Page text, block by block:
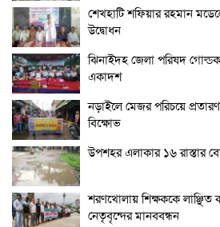
শেখহাটি শফিয়ার রহমান
উদ্বোধন
ঝিনাইদহ জেলা পরিষদ
একাদশ
নড়াইলে মেজর পরিচয়ে
বিক্ষোভ
উপশহর এলাকার ১৬ রাস্তার
শরণখোলায় শিক্ষককে লাঞ্ছিত
নেতৃবৃন্দের মানববন্ধন